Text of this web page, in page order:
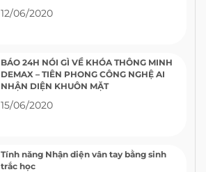
12/06/2020
BÁO 24H NÓI GÌ VỀ KHÓA THÔNG MINH
DEMAX – TIÊN PHONG CÔNG NGHỆ AI
NHẬN DIỆN KHUÔN MẶT
15/06/2020
Tính năng Nhận diện vân tay bằng sinh
trắc học